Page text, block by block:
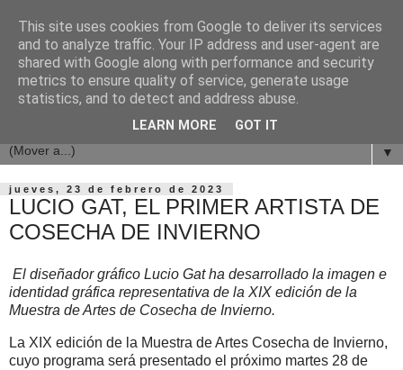
▼
jueves, 23 de febrero de 2023
LUCIO GAT, EL PRIMER ARTISTA DE
COSECHA DE INVIERNO
El diseñador gráfico Lucio Gat ha desarrollado la imagen e
identidad gráfica representativa de la XIX edición de la
Muestra de Artes de Cosecha de Invierno.
La XIX edición de la Muestra de Artes Cosecha de Invierno,
cuyo programa será presentado el próximo martes 28 de
This site uses cookies from Google to deliver its services
and to analyze traffic. Your IP address and user-agent are
shared with Google along with performance and security
metrics to ensure quality of service, generate usage
statistics, and to detect and address abuse.
LEARN MORE GOT IT